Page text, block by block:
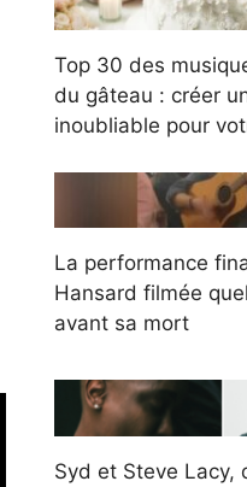
Top 30 des
du gâteau : créer
inoubliable pour
La performance
Hansard filmée
avant sa mort
Syd et Steve Lacy,